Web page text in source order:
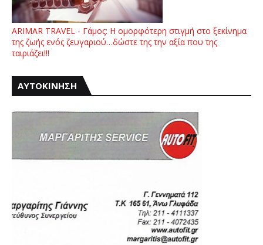
ARIMAR TRAVEL - Γάμος: Η ομορφότερη στιγμή στο ξεκίνημα
της ζωής ενός ζευγαριού…δώστε της την αξία που της
ταιριάζει!!!
ΑΥΤΟΚΙΝΗΣΗ